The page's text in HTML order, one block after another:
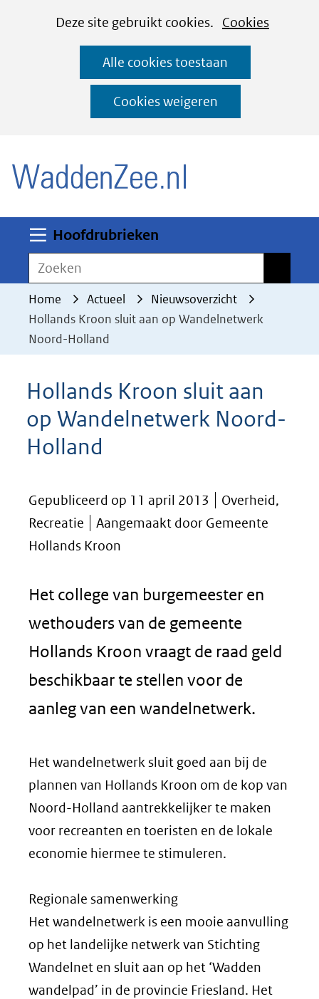
CookiesDeze site gebruikt cookies. Cookies
deze
worden
toegestaan
geweigerd.
Alle cookies toestaan
Cookies weigeren
Ga
naar
de
inhoud
Hoofdrubrieken
Zoeken
Home Actueel
Nieuwsoverzicht
Hollands Kroon sluit aan op Wandelnetwerk
Noord-Holland
Hollands Kroon sluit aan
op Wandelnetwerk Noord-
Holland
Gepubliceerd op 11 april 2013
Overheid,
Recreatie
Aangemaakt door Gemeente
Hollands Kroon
Het college van burgemeester en
wethouders van de gemeente
Hollands Kroon vraagt de raad geld
beschikbaar te stellen voor de
aanleg van een wandelnetwerk.
Het wandelnetwerk sluit goed aan bij de
plannen van Hollands Kroon om de kop van
Noord-Holland aantrekkelijker te maken
voor recreanten en toeristen en de lokale
economie hiermee te stimuleren.
Regionale samenwerking
Het wandelnetwerk is een mooie aanvulling
op het landelijke netwerk van Stichting
Wandelnet en sluit aan op het ‘Wadden
wandelpad’ in de provincie Friesland. Het